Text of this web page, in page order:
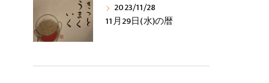
2023/11/28
11月29日(水)の暦